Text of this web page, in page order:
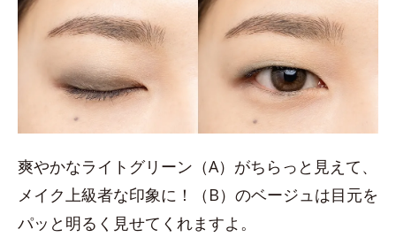
爽やかなライトグリーン（A）がちらっと見えて、
メイク上級者な印象に！（B）のベージュは目元を
パッと明るく見せてくれますよ。